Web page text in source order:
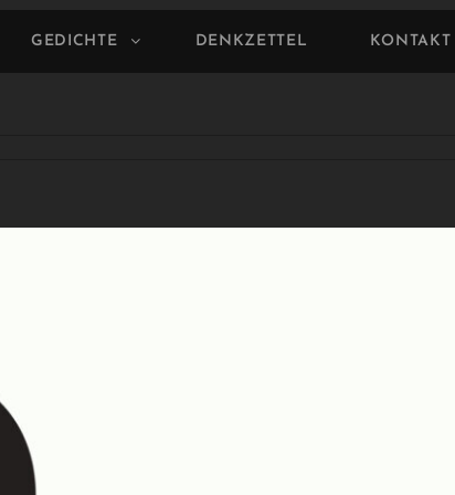
GEDICHTE DENKZETTEL KONTAKT